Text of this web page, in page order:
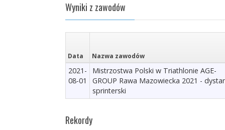
Wyniki z zawodów
Data Nazwa zawodów
2021-
08-01
Mistrzostwa Polski w Triathlonie AGE-
GROUP Rawa Mazowiecka 2021 -
sprinterski
Rekordy